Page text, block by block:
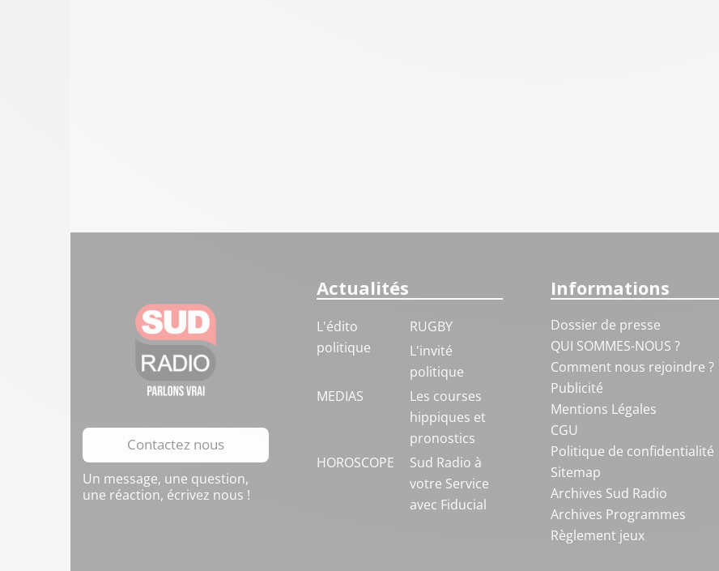
Contactez nous
Un message, une question,
une réaction, écrivez nous !
Actualités
L'édito
politique
RUGBY
L'invité
politique
MEDIAS
Les courses
hippiques et
pronostics
HOROSCOPE
Sud Radio à
votre Service
avec Fiducial
Informations
Dossier de presse
QUI SOMMES-NOUS ?
Comment nous rejoindre ?
Publicité
Mentions Légales
CGU
Politique de confidentialité
Sitemap
Archives Sud Radio
Archives Programmes
Règlement jeux